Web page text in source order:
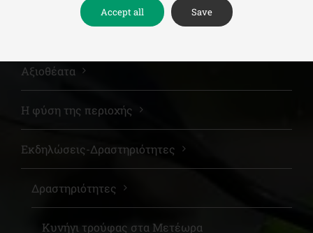
Αξιοθέατα
Η φύση της περιοχής
Εκδηλώσεις-Δραστηριότητες
Δραστηριότητες
Κυνήγι τρούφας στα Μετέωρα
Accept all Save